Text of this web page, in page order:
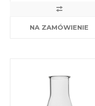
NA ZAMÓWIENIE